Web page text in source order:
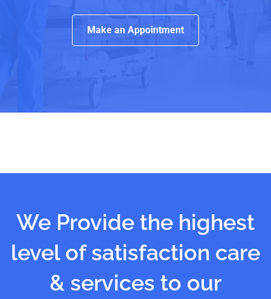
Make an Appointment
We Provide the highest
level of satisfaction care
& services to our